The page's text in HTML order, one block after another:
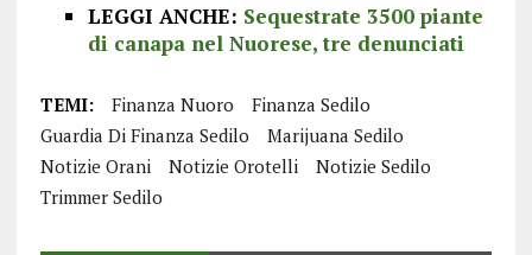
LEGGI ANCHE: Sequestrate 3500 piante
di canapa nel Nuorese, tre denunciati
TEMI: Finanza Nuoro
Finanza Sedilo
Guardia Di Finanza Sedilo
Marijuana Sedilo
Notizie Orani
Notizie Orotelli
Notizie Sedilo
Trimmer Sedilo